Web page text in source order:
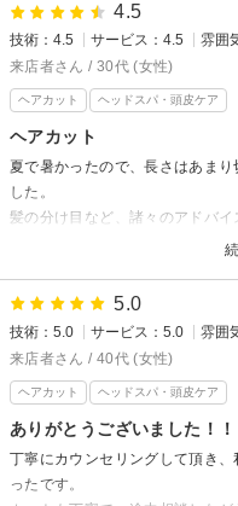
4.5
技術：4.5 サービス：4.5
雰囲
来店者さん / 30代 (女性)
ヘアカット ヘッドスパ・頭皮ケア
ヘアカット
夏で暑かったので、長さはあま
した。
髪の分け目など、諸々のアドバイ
また冬に向けて少し伸ばしていき
5.0
技術：5.0 サービス：5.0
雰囲
来店者さん / 40代 (女性)
ヘアカット ヘッドスパ・頭皮ケア
ありがとうございました！！
丁寧にカウンセリングして頂き
ったです。